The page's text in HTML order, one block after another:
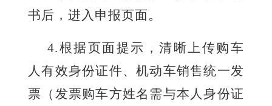
书后，进入申报页面。
4.根据页面提示，清晰上传购车
人有效身份证件、机动车销售统一发
票（发票购车方姓名需与本人身份证